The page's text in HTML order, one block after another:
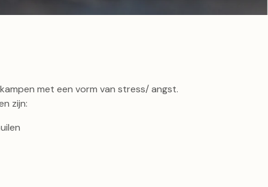
met een vorm van stress/ angst.
zijn: